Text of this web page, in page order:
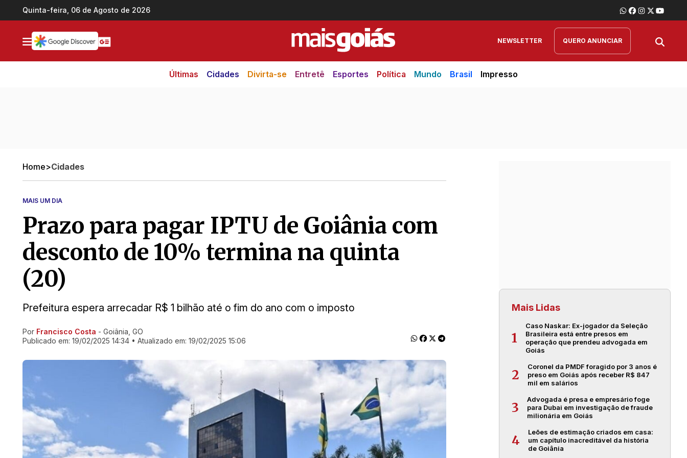
Ir direto pro conteúdo
Quinta-feira, 06 de Agosto de 2026
NEWSLETTER QUERO ANUNCIAR
Últimas Cidades Divirta-se Entretê Esportes Política Mundo Brasil Impresso
Home>Cidades
MAIS UM DIA
Prazo para pagar IPTU de Goiânia com
desconto de 10% termina na quinta
(20)
Prefeitura espera arrecadar R$ 1 bilhão até o fim do ano com o imposto
Ir direto pra matéria
Por Francisco Costa - Goiânia, GO
Publicado em: 19/02/2025 14:34 • Atualizado em: 19/02/2025 15:06
Mais Lidas
1
Caso Naskar: Ex-jogador da Seleção
Brasileira está entre presos em
operação que prendeu advogada em
Goiás
2
Coronel da PMDF foragido por 3 anos é
preso em Goiás após receber R$ 847
mil em salários
3
Advogada é presa e empresário foge
para Dubai em investigação de fraude
milionária em Goiás
4
Leões de estimação criados em casa:
um capítulo inacreditável da história
de Goiânia